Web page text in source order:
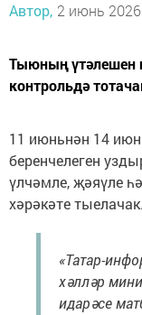
Автор, 2 июнь
Тыюның үтәлешен
контрольдә
11 июньнән 14
беренчелеген
үлчәмле, җәяүле
хәрәкәте тыелачак.
«Татар-
хәлләр
идарәсе